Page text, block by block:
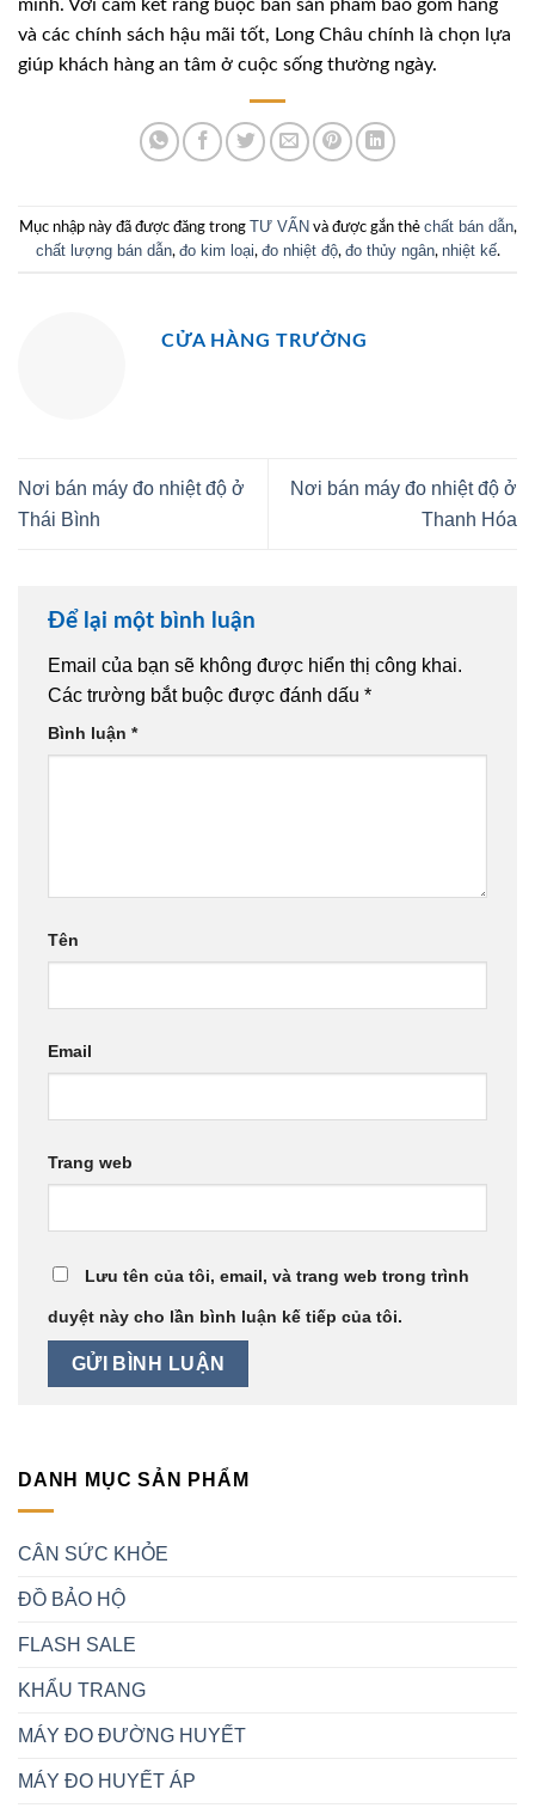
mình. Với cam kết ràng buộc bán sản phẩm bao gồm hãng
và các chính sách hậu mãi tốt, Long Châu chính là chọn lựa
giúp khách hàng an tâm ở cuộc sống thường ngày.
Mục nhập này đã được đăng trong TƯ VẤN và được gắn thẻ chất bán dẫn,
chất lượng bán dẫn, đo kim loại, đo nhiệt độ, đo thủy ngân, nhiệt kế.
CỬA HÀNG TRƯỞNG
Nơi bán máy đo nhiệt độ ở
Thái Bình
Nơi bán máy đo nhiệt độ ở
Thanh Hóa
Để lại một bình luận
Email của bạn sẽ không được hiển thị công khai.
Các trường bắt buộc được đánh dấu *
Bình luận *
Tên
Email
Trang web
Lưu tên của tôi, email, và trang web trong trình
duyệt này cho lần bình luận kế tiếp của tôi.
DANH MỤC SẢN PHẨM
CÂN SỨC KHỎE
ĐỒ BẢO HỘ
FLASH SALE
KHẨU TRANG
MÁY ĐO ĐƯỜNG HUYẾT
MÁY ĐO HUYẾT ÁP